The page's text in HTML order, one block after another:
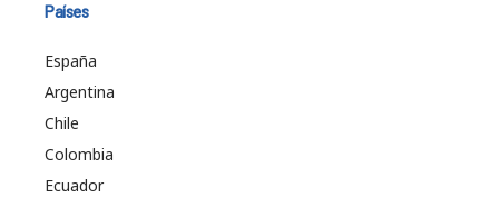
Países
España
Argentina
Chile
Colombia
Ecuador